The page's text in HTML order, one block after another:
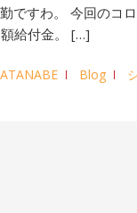
ですわ。 今回のコ
給付金。 […]
Blog